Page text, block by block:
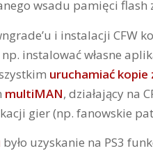
wsadu pamięci flash
i instalacji CFW
instalować własne
uruchamiać
multiMAN, działający na
gier (np. fanowskie
było uzyskanie na PS3